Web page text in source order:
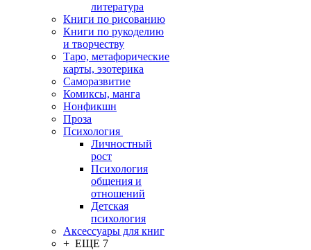
литература
Книги по рисованию
Книги по рукоделию
и творчеству
Таро, метафорические
карты, эзотерика
Саморазвитие
Комиксы, манга
Нонфикшн
Проза
Психология
Личностный
рост
Психология
общения и
отношений
Детская
психология
Аксессуары для книг
+ ЕЩЕ 7